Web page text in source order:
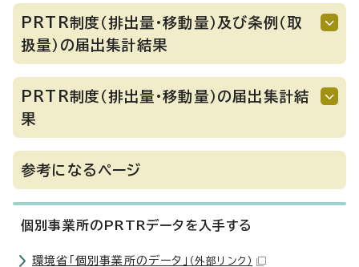
PRTR制度（排出量・移動量）及び条例（取
扱量）の届出集計結果
PRTR制度（排出量・移動量）の届出集計結
果
参考になるページ
個別事業所のPRTRデータを入手する
環境省「個別事業所のデータ」 （外部リンク）